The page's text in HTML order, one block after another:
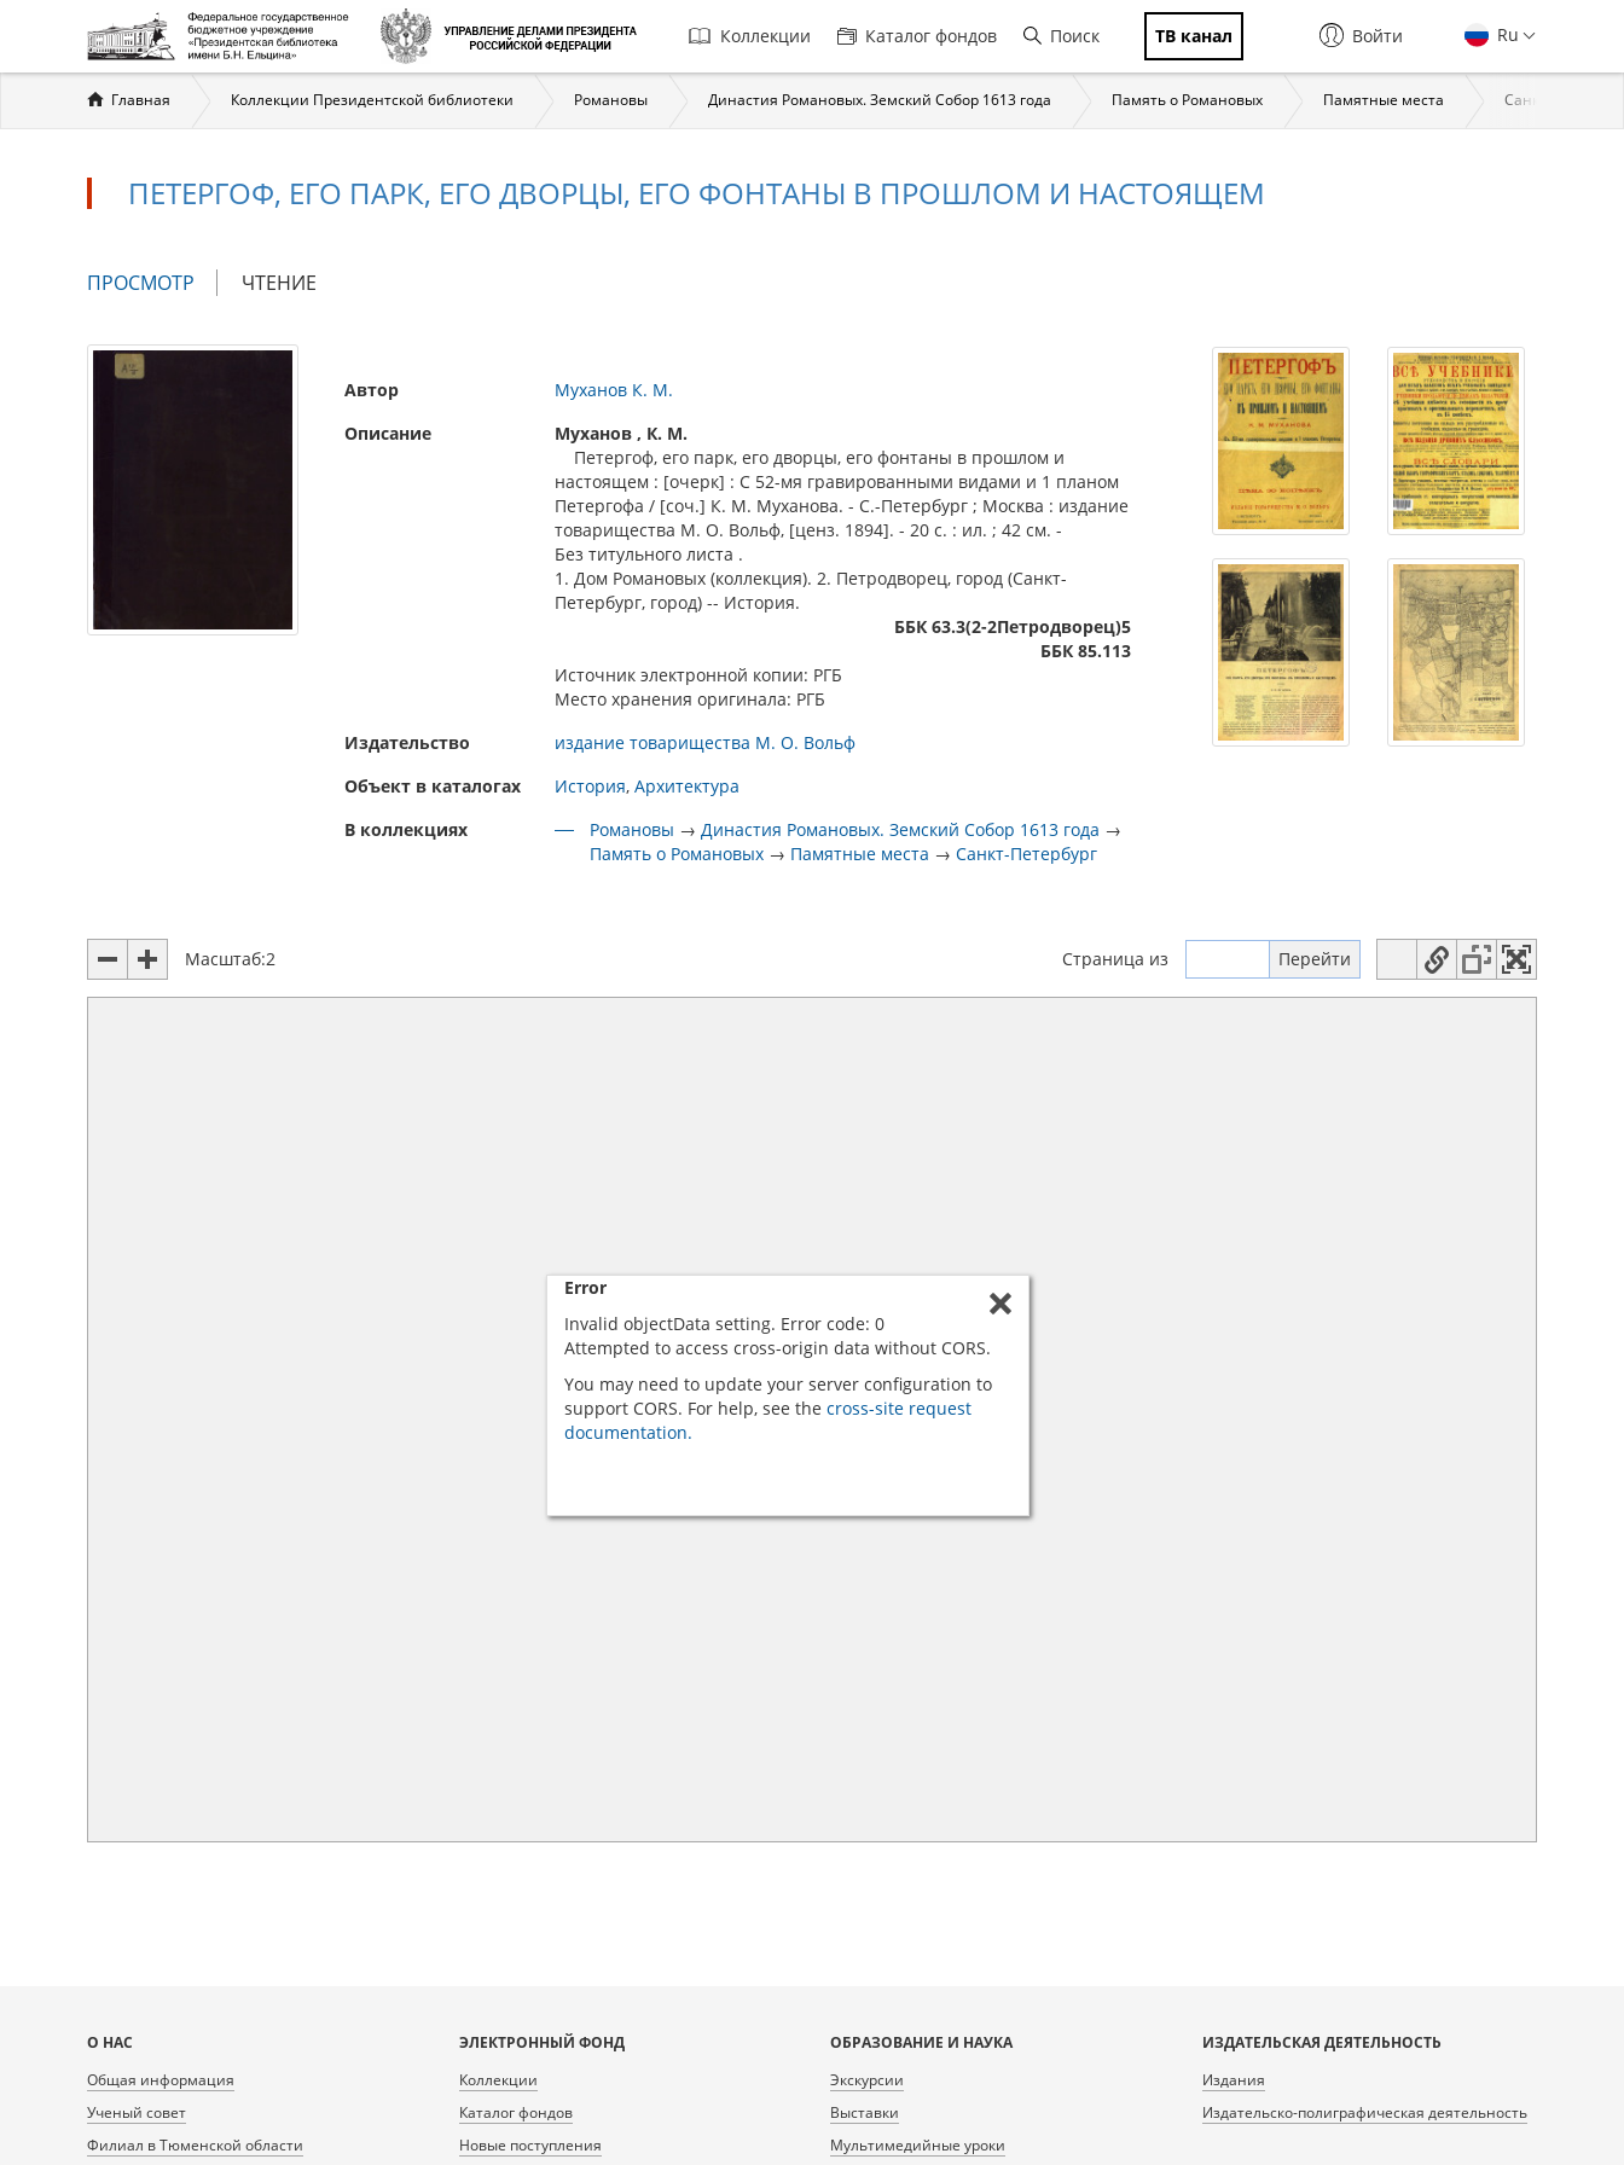
Главная
навигация
Коллекции Каталог фондов Поиск ТВ канал Ru
Войти
Вы
здесь
Главная Коллекции Президентской библиотеки Романовы Династия Романовых. Земский Собор 1613 года Память о Романовых Памятные места Санкт-Петербург
ПЕТЕРГОФ, ЕГО ПАРК, ЕГО ДВОРЦЫ, ЕГО ФОНТАНЫ В ПРОШЛОМ И НАСТОЯЩЕМ
Главные
ПРОСМОТР (АКТИВНАЯ
ЧТЕНИЕ
Автор
Муханов К. М.
Описание
Муханов , К. М.
Петергоф, его парк, его дворцы, его фонтаны в прошлом и
настоящем : [очерк] : С 52-мя гравированными видами и 1 планом
Петергофа / [соч.] К. М. Муханова. - С.-Петербург ; Москва : издание
товарищества М. О. Вольф, [ценз. 1894]. - 20 с. : ил. ; 42 см. -
Без титульного листа .
1. Дом Романовых (коллекция). 2. Петродворец, город (Санкт-
Петербург, город) -- История.
ББК 63.3(2-2Петродворец)5
ББК 85.113
Источник электронной копии: РГБ
Место хранения оригинала: РГБ
Издательство
издание товарищества М. О. Вольф
Объект в каталогах
История Архитектура
В коллекциях
Романовы →Династия Романовых. Земский Собор 1613 года →
Память о Романовых → Памятные места →Санкт-Петербург
Масштаб:2 Страница из
Error
Invalid objectData setting. Error code: 0
Attempted to access cross-origin data without CORS.
You may need to update your server configuration to
support CORS. For help, see the cross-site request
documentation.
Карта
сайта
О НАС
Общая информация
Ученый совет
Филиал в Тюменской области
ЭЛЕКТРОННЫЙ ФОНД
Коллекции
Каталог фондов
Новые поступления
ОБРАЗОВАНИЕ И НАУКА
Экскурсии
Выставки
Мультимедийные уроки
ИЗДАТЕЛЬСКАЯ ДЕЯТЕЛЬНОСТЬ
Издания
Издательско-полиграфическая деятельность